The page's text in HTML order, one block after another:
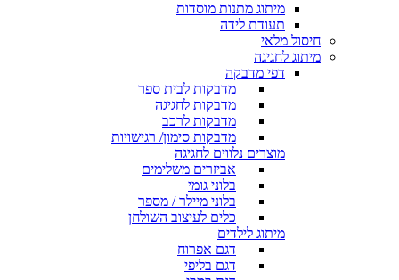
מיתוג מתנות מוסדות
תעודת לידה
חיסול מלאי
מיתוג לחגיגה
דפי מדבקה
מדבקות לבית ספר
מדבקות לחגיגה
מדבקות לרכב
מדבקות סימון/ רגישויות
מוצרים נלווים לחגיגה
אביזרים משלימים
בלוני גומי
בלוני מיילר / מספר
כלים לעיצוב השולחן
מיתוג לילדים
דגם אפרוח
דגם בליפי